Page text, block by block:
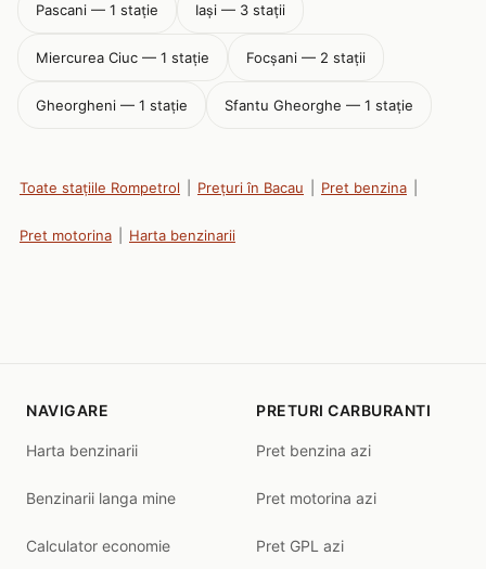
Pascani — 1 stație Iaşi — 3 stații
Miercurea Ciuc — 1 stație Focşani — 2 stații
Gheorgheni — 1 stație Sfantu Gheorghe — 1 stație
Toate stațiile Rompetrol Prețuri în Bacau Pret benzina
Pret motorina Harta benzinarii
NAVIGARE
Harta benzinarii
Benzinarii langa mine
Calculator economie
PRETURI CARBURANTI
Pret benzina azi
Pret motorina azi
Pret GPL azi